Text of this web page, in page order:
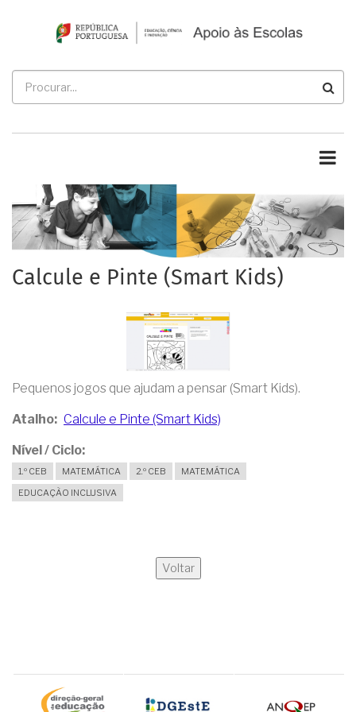
conteúdo
principal
Calcule e Pinte (Smart Kids)
Pequenos jogos que ajudam a pensar (Smart Kids).
Atalho Calcule e Pinte (Smart Kids)
Nível / Ciclo
1.º CEB MATEMÁTICA 2.º CEB
MATEMÁTICA
EDUCAÇÃO INCLUSIVA
Voltar